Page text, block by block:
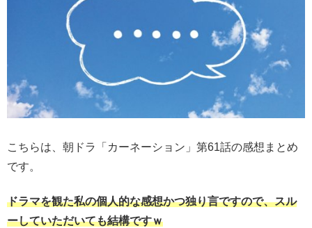
こちらは、朝ドラ「カーネーション」第61話の感想まとめ
です。
ドラマを観た私の個人的な感想かつ独り言ですので、スル
ーしていただいても結構ですｗ